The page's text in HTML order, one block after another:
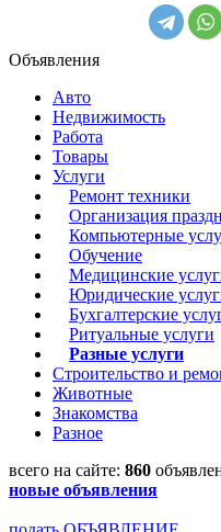
Объявления
Авто
Недвижимость
Работа
Товары
Услуги
Ремонт техники
Организация
Компьютерные
Обучение
Медицинские
Юридические
Бухгалтерские
Ритуальные услуги
Разные услуги
Строительство и
Животные
Знакомства
Разное
всего на сайте: 860
новые объявления